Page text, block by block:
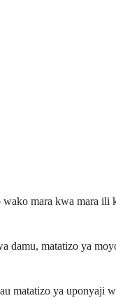
mara kwa mara ili
damu, matatizo ya
matatizo ya uponyaji